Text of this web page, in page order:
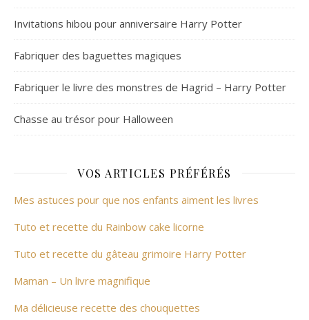
Invitations hibou pour anniversaire Harry Potter
Fabriquer des baguettes magiques
Fabriquer le livre des monstres de Hagrid – Harry Potter
Chasse au trésor pour Halloween
VOS ARTICLES PRÉFÉRÉS
Mes astuces pour que nos enfants aiment les livres
Tuto et recette du Rainbow cake licorne
Tuto et recette du gâteau grimoire Harry Potter
Maman – Un livre magnifique
Ma délicieuse recette des chouquettes